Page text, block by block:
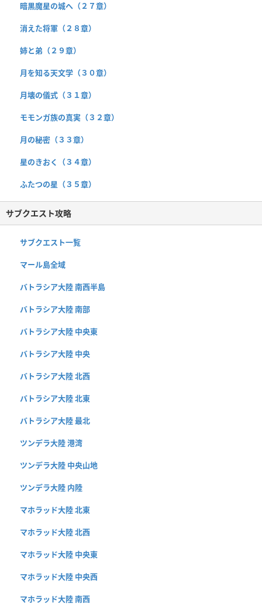
暗黒魔星の城へ（２７章）
消えた将軍（２８章）
姉と弟（２９章）
月を知る天文学（３０章）
月壊の儀式（３１章）
モモンガ族の真実（３２章）
月の秘密（３３章）
星のきおく（３４章）
ふたつの星（３５章）
サブクエスト攻略
サブクエスト一覧
マール島全域
バトラシア大陸 南西半島
バトラシア大陸 南部
バトラシア大陸 中央東
バトラシア大陸 中央
バトラシア大陸 北西
バトラシア大陸 北東
バトラシア大陸 最北
ツンデラ大陸 港湾
ツンデラ大陸 中央山地
ツンデラ大陸 内陸
マホラッド大陸 北東
マホラッド大陸 北西
マホラッド大陸 中央東
マホラッド大陸 中央西
マホラッド大陸 南西